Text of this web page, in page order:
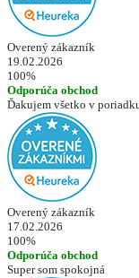
Overený zákazník
19.02.2026
100%
Odporúča obchod
Ďakujem všetko v
Overený zákazník
17.02.2026
100%
Odporúča obchod
Super som spokojná